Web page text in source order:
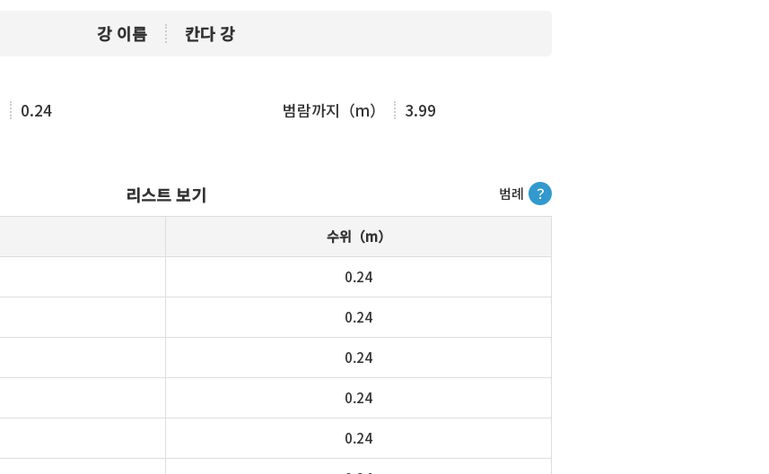
강 이름 칸다 강
0.24 범람까지（m） 3.99
범례 ？
리스트 보기
수위（m）
0.24
0.24
0.24
0.24
0.24